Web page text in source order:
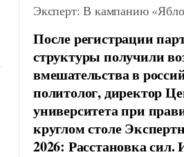
Эксперт: В кампанию
После регистрации
структуры получили
вмешательства в
политолог, директор
университета при
круглом столе
2026: Расстановка